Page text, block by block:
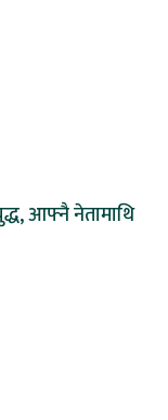
आफ्नै नेतामाथि